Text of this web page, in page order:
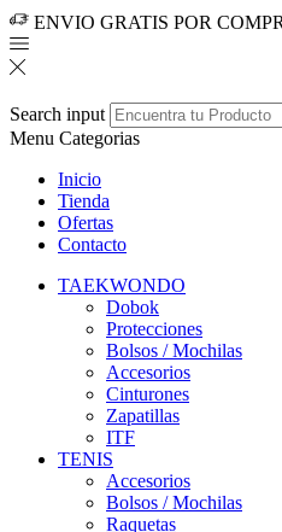
ENVIO GRATIS POR
Search input
Menu Categorias
Inicio
Tienda
Ofertas
Contacto
TAEKWONDO
Dobok
Protecciones
Bolsos / Mochilas
Accesorios
Cinturones
Zapatillas
ITF
TENIS
Accesorios
Bolsos / Mochilas
Raquetas